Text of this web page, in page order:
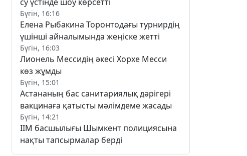
Бүгін, 16:16
Елена Рыбакина Торонтодағы турнирдің
үшінші айналымында жеңіске жетті
Бүгін, 16:03
Лионель Мессидің әкесі Хорхе Месси
көз жұмды
Бүгін, 15:01
Астананың бас санитариялық дәрігері
вакцинаға қатысты мәлімдеме жасады
Бүгін, 14:21
ІІМ басшылығы Шымкент полициясына
нақты тапсырмалар берді